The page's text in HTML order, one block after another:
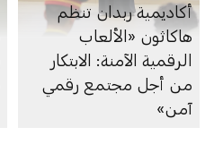
أكاديمية ربدان تنظم
هاكاثون «الألعاب
الرقمية الآمنة: الابتكار
من أجل مجتمع رقمي
آمن»